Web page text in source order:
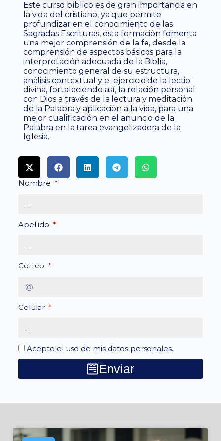
Este curso bíblico es de gran importancia en
la vida del cristiano, ya que permite
profundizar en el conocimiento de las
Sagradas Escrituras, esta formación fomenta
una mejor comprensión de la fe, desde la
comprensión de aspectos básicos para la
interpretación adecuada de la Biblia,
conocimiento general de su estructura,
análisis contextual y el ejercicio de la lectio
divina, fortaleciendo así, la relación personal
con Dios a través de la lectura y meditación
de la Palabra y aplicación a la vida, para una
mejor cualificación en el anuncio de la
Palabra en la tarea evangelizadora de la
Iglesia.
Nombre
Apellido
Correo
Celular
Acepto el uso de mis datos personales.
Enviar